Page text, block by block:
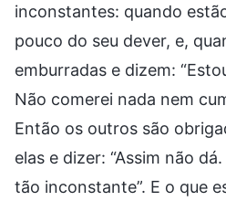
inconstantes: quando
pouco do seu dever, e,
emburradas e dizem:
Não comerei nada nem
Então os outros são
elas e dizer: “Assim não
tão inconstante”. E o que